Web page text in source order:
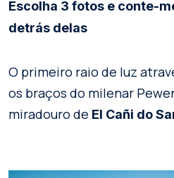
Escolha 3 fotos e conte-
detrás delas
O primeiro raio de luz
os braços do milenar
miradouro de El Cañi do